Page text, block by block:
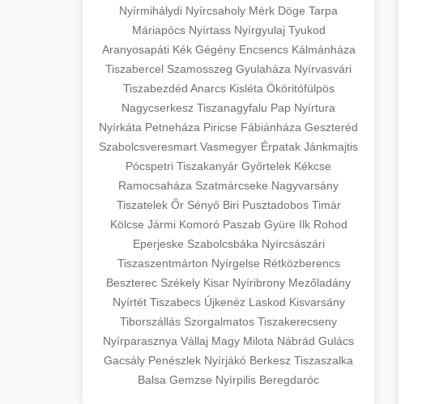
cosmetic breast surgery
aftercare.
szeptest.com
abdomen contouring surgery
procedures to refresh your
appearance. Upper and lower eyelid
surgery with experienced cosmetic
surgeons.
szeptest.com
eyelid cosmetic procedure
📈 Paciensek Számának
Növelése
+
Case study showcasing 150% increase
in patient consultations through
strategic marketing. Learn proven
methods for clinic growth.
gildedeu.org
clinic patient growth
🏥 Klinika Sikere
Esettanulmány
+
Detailed analysis of successful clinic
strategies resulting in significant
patient acquisition improvements and
practice expansion.
checkmydentist.com
medical practice success
🤖 AI Marketing
Bejelentkezés
+
Discover how AI-driven marketing
strategies increased patient
registrations by 150%. Modern
technology meets medical practice
growth.
🎯 Praxis Felfuttatása +
Comprehensive guide to scaling your
medical practice. Proven strategies for
patient acquisition, retention, and
practice development.
📊 150%-os Páciens
Növekedés
+
Nyírmihálydi Nyírcsaholy Mérk Döge Tarpa
Máriapócs Nyírtass Nyírgyulaj Tyukod
Aranyosapáti Kék Gégény Encsencs Kálmánháza
Tiszabercel Szamosszeg Gyulaháza Nyírvasvári
Tiszabezdéd Anarcs Kisléta Ököritófülpös
Nagycserkesz Tiszanagyfalu Pap Nyírtura
Nyírkáta Petneháza Piricse Fábiánháza Geszteréd
Szabolcsveresmart Vasmegyer Érpatak Jánkmajtis
Pócspetri Tiszakanyár Győrtelek Kékcse
Ramocsaháza Szatmárcseke Nagyvarsány
Tiszatelek Őr Sényő Biri Pusztadobos Timár
Kölcse Jármi Komoró Paszab Gyüre Ilk Rohod
Eperjeske Szabolcsbáka Nyírcsászári
Tiszaszentmárton Nyírgelse Rétközberencs
Beszterec Székely Kisar Nyíribrony Mezőladány
Nyírtét Tiszabecs Újkenéz Laskod Kisvarsány
Tiborszállás Szorgalmatos Tiszakerecseny
Nyírparasznya Vállaj Magy Milota Nábrád Gulács
Gacsály Penészlek Nyírjákó Berkesz Tiszaszalka
Balsa Gemzse Nyírpilis Beregdaróc